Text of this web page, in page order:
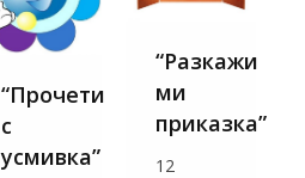
“Прочети
с
усмивка”
“Разкажи
ми
приказка”
12